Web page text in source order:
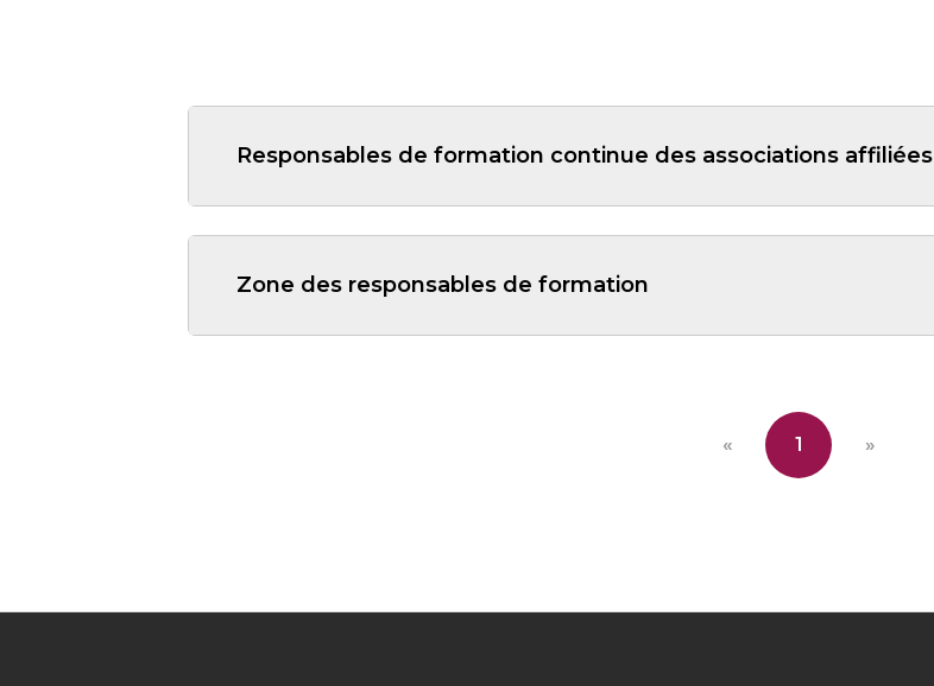
Responsables de formation continue des associations affiliées
Zone des responsables de formation
« 1 »